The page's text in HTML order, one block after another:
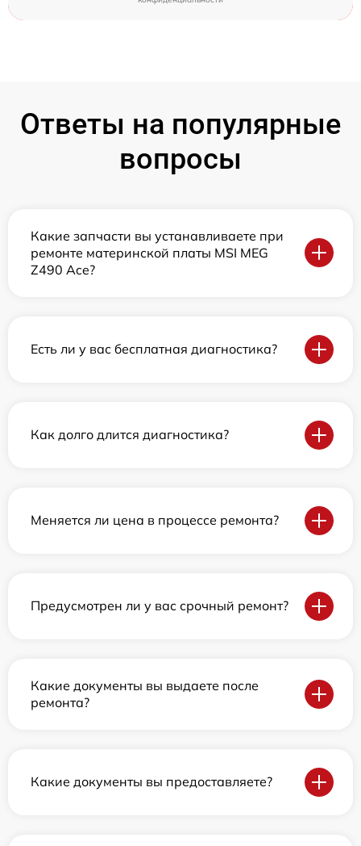
Ответы на популярные
вопросы
Какие запчасти вы устанавливаете при
ремонте материнской платы MSI MEG
Z490 Ace?
Есть ли у вас бесплатная диагностика?
Как долго длится диагностика?
Меняется ли цена в процессе ремонта?
Предусмотрен ли у вас срочный ремонт?
Какие документы вы выдаете после
ремонта?
Какие документы вы предоставляете?